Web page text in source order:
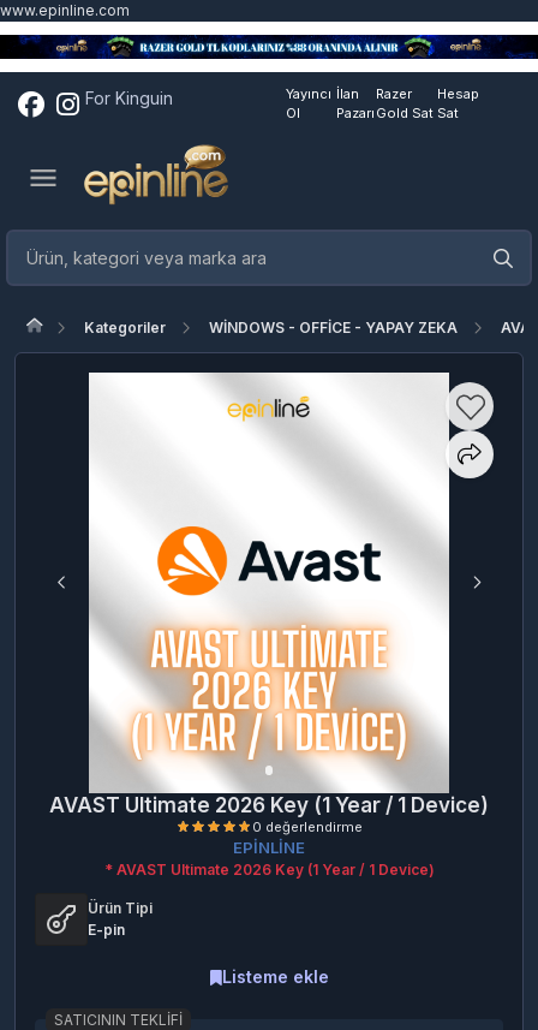
www.epinline.com
For Kinguin
Yayıncı
Ol
İlan
Pazarı
Razer
Gold Sat
Hesap
Sat
Kategoriler WİNDOWS - OFFİCE - YAPAY ZEKA
AVAST Ultimate 2026 Key (1 Year / 1 Device)
EPİNLİNE
* AVAST Ultimate 2026 Key (1 Year / 1 Device)
Ürün Tipi
E-pin
Listeme ekle
SATICININ TEKLIFI